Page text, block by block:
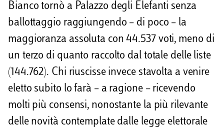
Bianco tornò a Palazzo degli Elefanti senza
ballottaggio raggiungendo – di poco – la
maggioranza assoluta con 44.537 voti, meno di
un terzo di quanto raccolto dal totale delle liste
(144.762). Chi riuscisse invece stavolta a venire
eletto subito lo farà – a ragione – ricevendo
molti più consensi, nonostante la più rilevante
delle novità contemplate dalle legge elettorale